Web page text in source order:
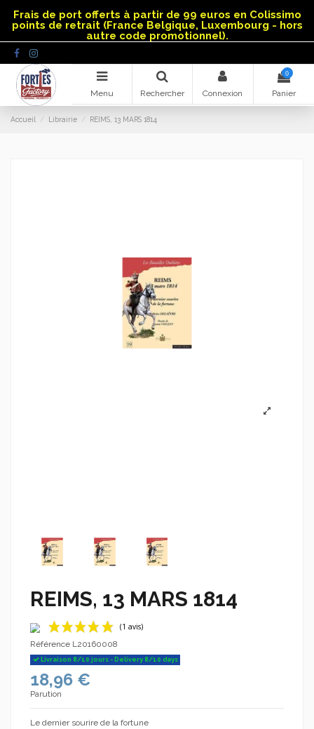
Frais de port offerts à partir de 99 euros en Colissimo
points de retrait (France Belgique, Luxembourg - hors
autre code promotionnel).
Menu Rechercher Connexion
0
Panier
Accueil Librairie REIMS, 13 MARS 1814
REIMS, 13 MARS 1814
Référence L20160008
Livraison 8/10 jours - Delivery 8/10 days
18,96 €
Parution
Le dernier sourire de la fortune